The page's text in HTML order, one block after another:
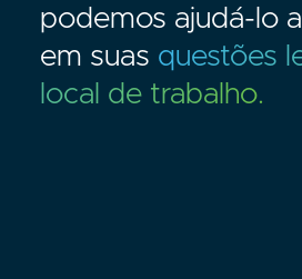
podemos ajudá-lo
em suas questões
local de trabalho.